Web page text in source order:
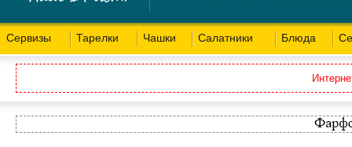
Сервизы Тарелки Чашки Салатники Блюда